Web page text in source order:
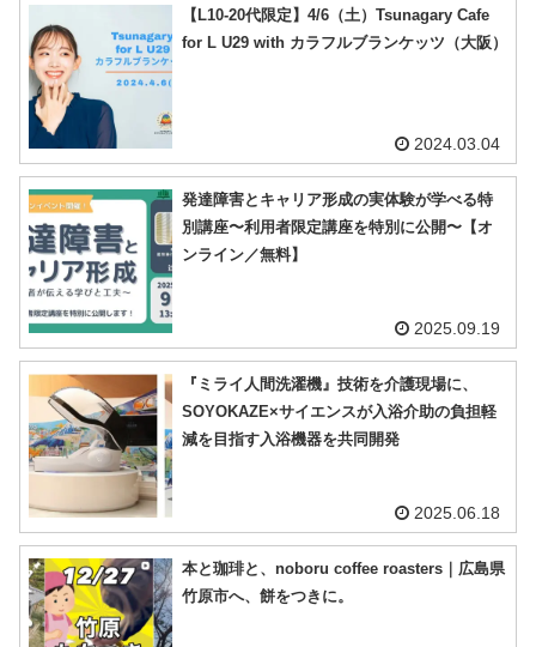
【L10-20代限定】4/6（土）Tsunagary Cafe
for L U29 with カラフルブランケッツ（大阪）
2024.03.04
発達障害とキャリア形成の実体験が学べる特
別講座〜利用者限定講座を特別に公開〜【オ
ンライン／無料】
2025.09.19
『ミライ人間洗濯機』技術を介護現場に、
SOYOKAZE×サイエンスが入浴介助の負担軽
減を目指す入浴機器を共同開発
2025.06.18
本と珈琲と、noboru coffee roasters｜広島県
竹原市へ、餅をつきに。